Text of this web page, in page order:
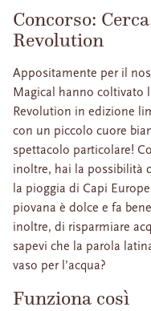
Concorso:
Revolution
Appositamente per il
Magical hanno coltivato
Revolution in edizione
con un piccolo cuore
spettacolo particolare!
inoltre, hai la possibilità
la pioggia di Capi
piovana è dolce e fa
inoltre, di risparmiare
sapevi che la parola
vaso per l’acqua?
Funziona così